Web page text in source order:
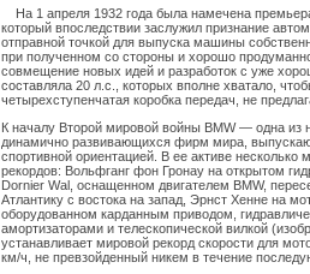
На 1 апреля 1932 года была намечена
который впоследствии заслужил признание
отправной точкой для выпуска машины
при полученном со стороны и хорошо
совмещение новых идей и разработок с уже
составляла 20 л.с., которых вполне хватало,
четырехступенчатая коробка передач, не
К началу Второй мировой войны BMW — одна из
динамично развивающихся фирм мира,
спортивной ориентацией. В ее активе несколько
рекордов: Вольфгaнг фон Гронау на открытом
Dornier Wal, оснащенном двигателем BMW,
Атлантику с востока на запад, Эрнст Хенне на
оборудованном карданным приводом,
амортизаторами и телескопической вилкой
устанавливает мировой рекорд скорости для
км/ч, не превзойденный никем в течение